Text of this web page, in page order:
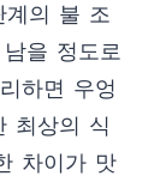
계의 불 조
을 정도로
하면 우엉
최상의 식
차이가 맛